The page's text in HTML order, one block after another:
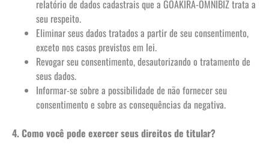
relatório de dados cadastrais que a GOAKIRA-OMNIBIZ trata a
seu respeito.
Eliminar seus dados tratados a partir de seu consentimento,
exceto nos casos previstos em lei.
Revogar seu consentimento, desautorizando o tratamento de
seus dados.
Informar-se sobre a possibilidade de não fornecer seu
consentimento e sobre as consequências da negativa.
4. Como você pode exercer seus direitos de titular?